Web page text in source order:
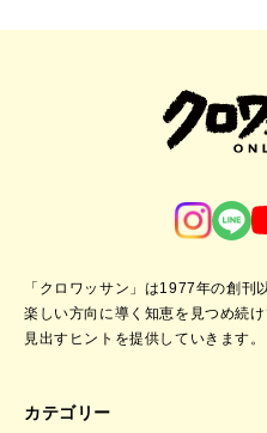
「クロワッサン」は1977年の創刊
楽しい方向に導く知恵を見つめ続
見出すヒントを提供していきます。
カテゴリー